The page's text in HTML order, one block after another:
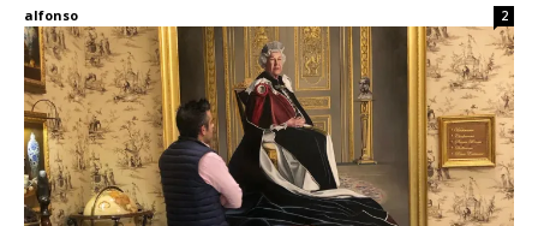
alfonso 2